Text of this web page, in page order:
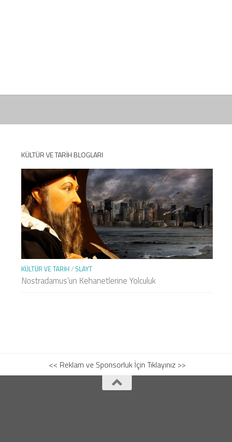
KÜLTÜR VE TARIH BLOGLARI
KÜLTÜR VE TARIH / SLAYT
Nostradamus’un Kehanetlerine Yolculuk
<< Reklam ve Sponsorluk İçin Tıklayınız >>